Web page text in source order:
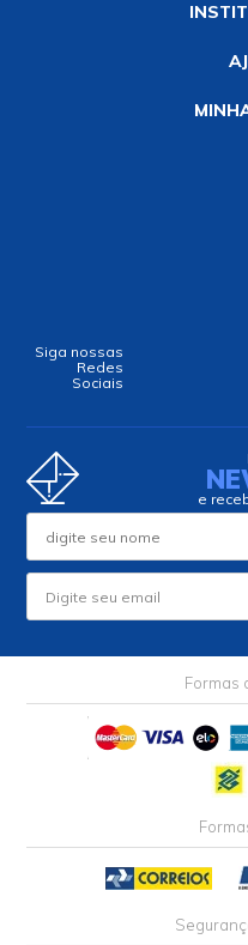
Siga nossas
Redes
Sociais
e
Formas